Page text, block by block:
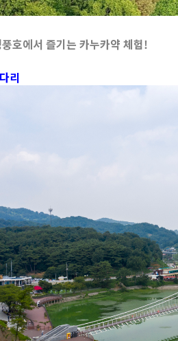
호에서 즐기는 카누카약 체험!
리